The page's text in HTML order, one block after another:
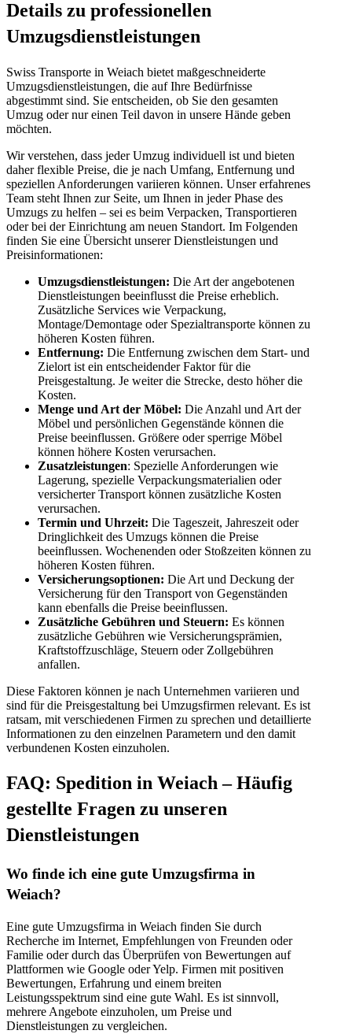
Details zu professionellen
Umzugsdienstleistungen
Swiss Transporte in Weiach bietet maßgeschneiderte
Umzugsdienstleistungen, die auf Ihre Bedürfnisse
abgestimmt sind. Sie entscheiden, ob Sie den gesamten
Umzug oder nur einen Teil davon in unsere Hände geben
möchten.
Wir verstehen, dass jeder Umzug individuell ist und bieten
daher flexible Preise, die je nach Umfang, Entfernung und
speziellen Anforderungen variieren können. Unser erfahrenes
Team steht Ihnen zur Seite, um Ihnen in jeder Phase des
Umzugs zu helfen – sei es beim Verpacken, Transportieren
oder bei der Einrichtung am neuen Standort. Im Folgenden
finden Sie eine Übersicht unserer Dienstleistungen und
Preisinformationen:
Umzugsdienstleistungen: Die Art der angebotenen
Dienstleistungen beeinflusst die Preise erheblich.
Zusätzliche Services wie Verpackung,
Montage/Demontage oder Spezialtransporte können zu
höheren Kosten führen.
Entfernung: Die Entfernung zwischen dem Start- und
Zielort ist ein entscheidender Faktor für die
Preisgestaltung. Je weiter die Strecke, desto höher die
Kosten.
Menge und Art der Möbel: Die Anzahl und Art der
Möbel und persönlichen Gegenstände können die
Preise beeinflussen. Größere oder sperrige Möbel
können höhere Kosten verursachen.
Zusatzleistungen: Spezielle Anforderungen wie
Lagerung, spezielle Verpackungsmaterialien oder
versicherter Transport können zusätzliche Kosten
verursachen.
Termin und Uhrzeit: Die Tageszeit, Jahreszeit oder
Dringlichkeit des Umzugs können die Preise
beeinflussen. Wochenenden oder Stoßzeiten können zu
höheren Kosten führen.
Versicherungsoptionen: Die Art und Deckung der
Versicherung für den Transport von Gegenständen
kann ebenfalls die Preise beeinflussen.
Zusätzliche Gebühren und Steuern: Es können
zusätzliche Gebühren wie Versicherungsprämien,
Kraftstoffzuschläge, Steuern oder Zollgebühren
anfallen.
Diese Faktoren können je nach Unternehmen variieren und
sind für die Preisgestaltung bei Umzugsfirmen relevant. Es ist
ratsam, mit verschiedenen Firmen zu sprechen und detaillierte
Informationen zu den einzelnen Parametern und den damit
verbundenen Kosten einzuholen.
FAQ: Spedition in Weiach – Häufig
gestellte Fragen zu unseren
Dienstleistungen
Wo finde ich eine gute Umzugsfirma in
Weiach?
Eine gute Umzugsfirma in Weiach finden Sie durch
Recherche im Internet, Empfehlungen von Freunden oder
Familie oder durch das Überprüfen von Bewertungen auf
Plattformen wie Google oder Yelp. Firmen mit positiven
Bewertungen, Erfahrung und einem breiten
Leistungsspektrum sind eine gute Wahl. Es ist sinnvoll,
mehrere Angebote einzuholen, um Preise und
Dienstleistungen zu vergleichen.